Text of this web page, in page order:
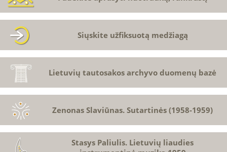
Siųskite užfiksuotą medžiagą
Lietuvių tautosakos archyvo duomenų bazė
Zenonas Slaviūnas. Sutartinės (1958-1959)
Stasys Paliulis. Lietuvių liaudies